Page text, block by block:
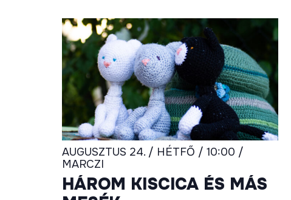
AUGUSZTUS 24. / HÉTFŐ / 10:00 /
MARCZI
HÁROM KISCICA ÉS MÁS